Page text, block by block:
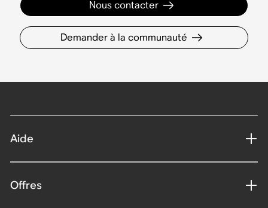
Nous contacter
Demander à la communauté
Aide
Offres